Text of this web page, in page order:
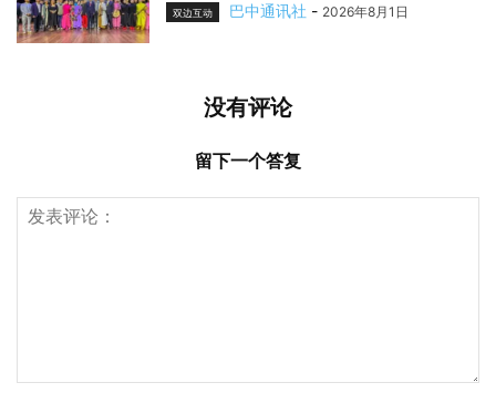
双边互动 巴中通讯社 - 2026年8月1日
没有评论
留下一个答复